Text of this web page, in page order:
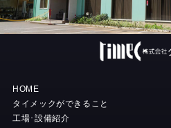
HOME
タイメックができること
工場･設備紹介